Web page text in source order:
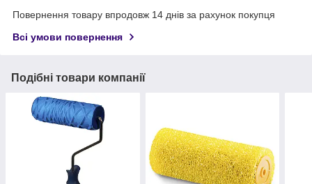
Повернення товару впродовж 14 днів за рахунок покупця
Всі умови повернення
Подібні товари компанії